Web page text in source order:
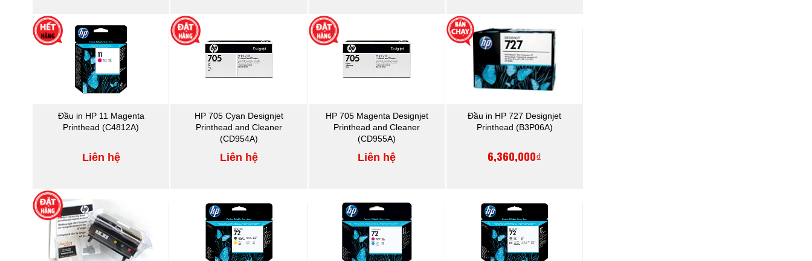
Đầu in HP 11 Magenta
Printhead (C4812A)
Liên hệ
HP 705 Cyan Designjet
Printhead and Cleaner
(CD954A)
Liên hệ
HP 705 Magenta Designjet
Printhead and Cleaner
(CD955A)
Liên hệ
Đầu in HP 727 Designjet
Printhead (B3P06A)
6,360,000₫